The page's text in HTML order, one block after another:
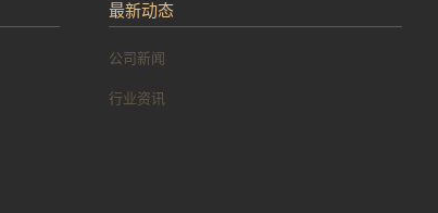
最新动态
公司新闻
行业资讯